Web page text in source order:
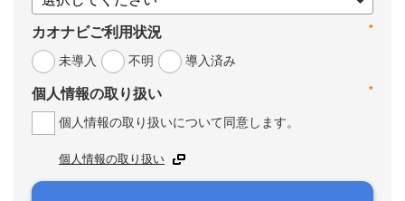
*
カオナビご利用状況
未導入
不明 導入済み
*
個人情報の取り扱い
個人情報の取り扱いについて同意します。
個人情報の取り扱い